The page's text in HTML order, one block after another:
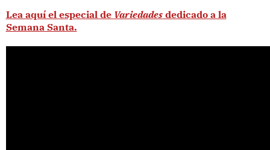
Lea aquí el especial de Variedadesdedicado a la
Semana Santa.